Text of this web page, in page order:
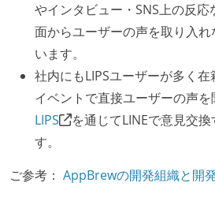
やインタビュー・SNS上の反
面からユーザーの声を取り入
います。
社内にもLIPSユーザーが多く
イベントで直接ユーザーの声を
LIPS
を通じてLINEで意見交
す。
ご参考： AppBrewの開発組織と開